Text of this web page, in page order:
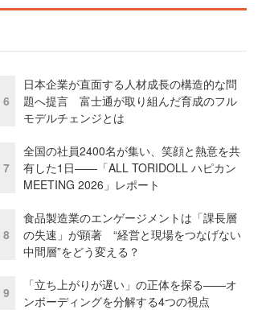
6
日本企業が直面する人材成長の構造的な問
題へ提言 富士通が取り組んだ育成のフル
モデルチェンジとは
7
全国の社員2400名が集い、笑顔と熱意を共
有した1日――「ALL TORIDOLL ハピカン
MEETING 2026」レポート
8
食品製造業のエンゲージメントは「課長層
の失速」が顕著 “経営と現場をつなげない
中間層”をどう変える？
9
「立ち上がりが遅い」の正体を探る——オ
ンボーディングを分解する4つの視点